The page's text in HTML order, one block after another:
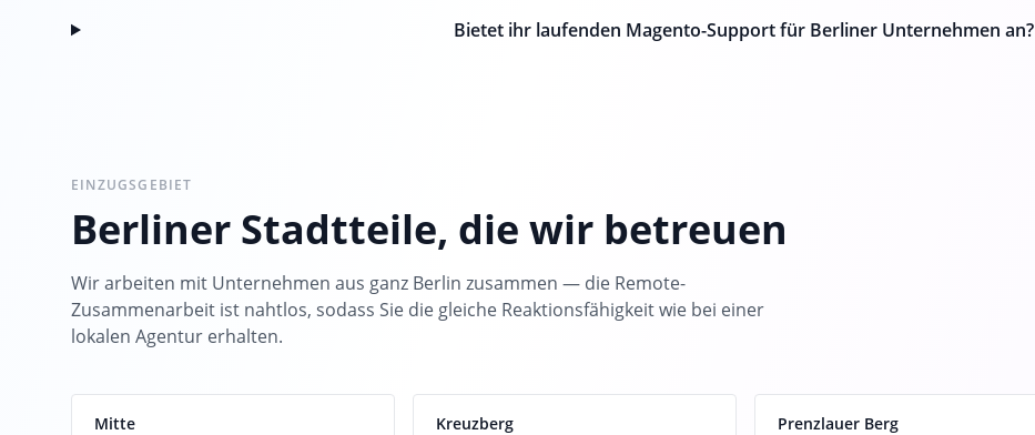
Bietet ihr laufenden Magento-Support für Berliner Unternehmen an?
EINZUGSGEBIET
Berliner Stadtteile, die wir betreuen
Wir arbeiten mit Unternehmen aus ganz Berlin zusammen — die Remote-
Zusammenarbeit ist nahtlos, sodass Sie die gleiche Reaktionsfähigkeit wie bei einer
lokalen Agentur erhalten.
Mitte Kreuzberg Prenzlauer Berg